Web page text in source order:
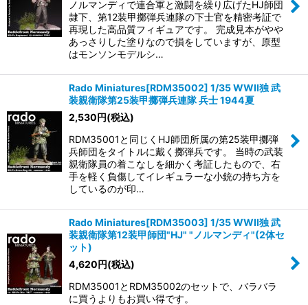
ノルマンディで連合軍と激闘を繰り広げたHJ師団
隷下、第12装甲擲弾兵連隊の下士官を精密考証で
再現した高品質フィギュアです。 完成見本がやや
あっさりした塗りなので損をしていますが、原型
はモンソンモデルシ…
Rado Miniatures[RDM35002] 1/35 WWII独 武
装親衛隊第25装甲擲弾兵連隊 兵士 1944夏
2,530円(税込)
RDM35001と同じくHJ師団所属の第25装甲擲弾
兵師団をタイトルに戴く擲弾兵です。 当時の武装
親衛隊員の着こなしを細かく考証したもので、右
手を軽く負傷してイレギュラーな小銃の持ち方を
しているのが印…
Rado Miniatures[RDM35003] 1/35 WWII独 武
装親衛隊第12装甲師団"HJ" "ノルマンディ"(2体セ
ット)
4,620円(税込)
RDM35001とRDM35002のセットで、バラバラ
に買うよりもお買い得です。